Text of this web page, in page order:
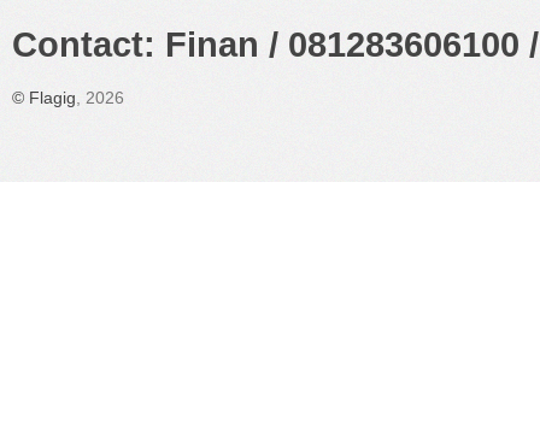
Contact: Finan /
© Flagig , 2026